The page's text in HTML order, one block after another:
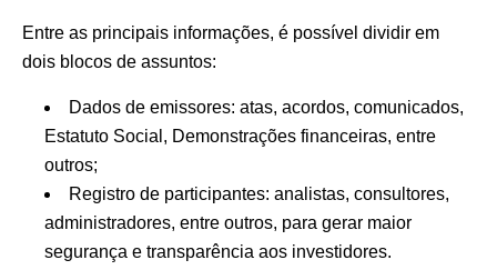
Entre as principais informações, é possível dividir em
dois blocos de assuntos:
Dados de emissores: atas, acordos, comunicados,
Estatuto Social, Demonstrações financeiras, entre
outros;
Registro de participantes: analistas, consultores,
administradores, entre outros, para gerar maior
segurança e transparência aos investidores.